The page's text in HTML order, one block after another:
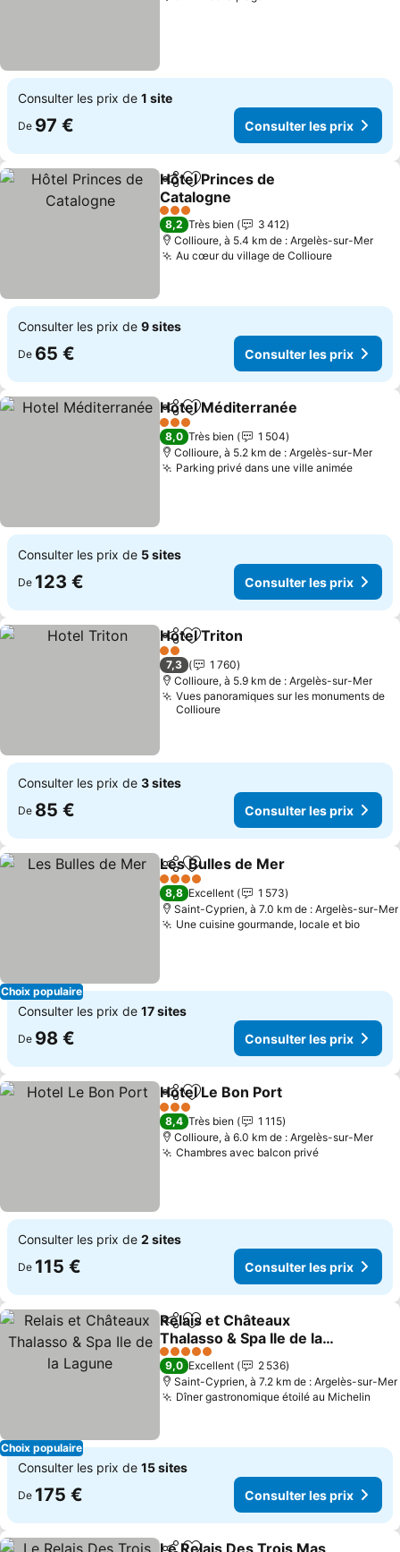
Consulter les prix de 1 site
De 97 € Consulter les prix
PartagerAjouter à mes favoris
Hôtel Princes de
Catalogne
3 Étoiles
8,2 Très bien
3 412
Collioure, à 5.4 km de : Argelès-sur-Mer
Au cœur du village de Collioure
Consulter les prix de 9 sites
De 65 € Consulter les prix
PartagerAjouter à mes favoris
Hotel Méditerranée
3 Étoiles
8,0 Très bien
1 504
Collioure, à 5.2 km de : Argelès-sur-Mer
Parking privé dans une ville animée
Consulter les prix de 5 sites
De 123 € Consulter les prix
PartagerAjouter à mes favoris
Hotel Triton
2 Étoiles
7,3
1 760
Collioure, à 5.9 km de : Argelès-sur-Mer
Vues panoramiques sur les monuments de
Collioure
Consulter les prix de 3 sites
De 85 € Consulter les prix
Choix populaire
PartagerAjouter à mes favoris
Les Bulles de Mer
4 Étoiles
8,8 Excellent
1 573
Saint-Cyprien, à 7.0 km de : Argelès-sur-Mer
Une cuisine gourmande, locale et bio
Consulter les prix de 17 sites
De 98 € Consulter les prix
PartagerAjouter à mes favoris
Hotel Le Bon Port
3 Étoiles
8,4 Très bien
1 115
Collioure, à 6.0 km de : Argelès-sur-Mer
Chambres avec balcon privé
Consulter les prix de 2 sites
De 115 € Consulter les prix
Choix populaire
PartagerAjouter à mes favoris
Relais et Châteaux
Thalasso & Spa Ile de la
Lagune
5 Étoiles
9,0 Excellent
2 536
Saint-Cyprien, à 7.2 km de : Argelès-sur-Mer
Dîner gastronomique étoilé au Michelin
Consulter les prix de 15 sites
De 175 € Consulter les prix
Le Relais Des Trois Mas